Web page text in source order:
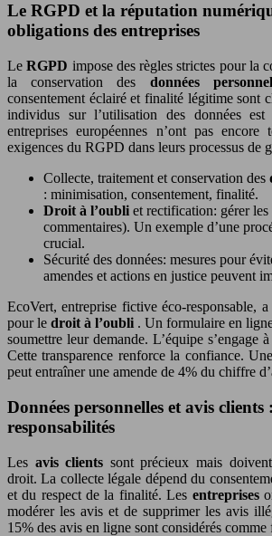
Le RGPD et la réputation
obligations des entreprises
LeRGPD impose des règles strictes pour la
la conservation des données
consentement éclairé et finalité légitime sont
individus sur l’utilisation des données est
entreprises européennes n’ont pas encore
exigences du RGPD dans leurs processus de
Collecte, traitement et conservation des
: minimisation, consentement, finalité.
Droit à l’oubli et rectification: gérer les
commentaires). Un exemple d’une
crucial.
Sécurité des données: mesures pour
amendes et actions en justice peuvent
EcoVert, entreprise fictive éco-responsable,
pour le droit à l’oubli . Un formulaire en
soumettre leur demande. L’équipe s’engage
Cette transparence renforce la confiance.
peut entraîner une amende de 4% du chiffre
Données personnelles et avis clients
responsabilités
Les avis clients sont précieux mais
droit. La collecte légale dépend du
et du respect de la finalité. Les entreprises
modérer les avis et de supprimer les avis
15% des avis en ligne sont considérés